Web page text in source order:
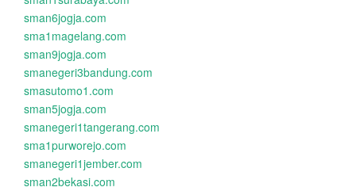
sman6jogja.com
sma1magelang.com
sman9jogja.com
smanegeri3bandung.com
smasutomo1.com
sman5jogja.com
smanegeri1tangerang.com
sma1purworejo.com
smanegeri1jember.com
sman2bekasi.com